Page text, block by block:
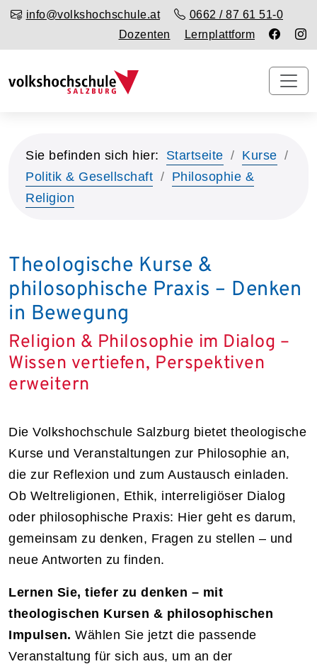
info@volkshochschule.at
0662 / 87 61 51-0
Dozenten
Lernplattform
Sie befinden sich hier: Startseite
Kurse
Politik & Gesellschaft
Philosophie &
Religion
Theologische Kurse &
philosophische Praxis – Denken
in Bewegung
Religion & Philosophie im Dialog –
Wissen vertiefen, Perspektiven
erweitern
Die Volkshochschule Salzburg bietet theologische
Kurse und Veranstaltungen zur Philosophie an,
die zur Reflexion und zum Austausch einladen.
Ob Weltreligionen, Ethik, interreligiöser Dialog
oder philosophische Praxis: Hier geht es darum,
gemeinsam zu denken, Fragen zu stellen – und
neue Antworten zu finden.
Lernen Sie, tiefer zu denken – mit
theologischen Kursen & philosophischen
Impulsen. Wählen Sie jetzt die passende
Veranstaltung für sich aus, um an der